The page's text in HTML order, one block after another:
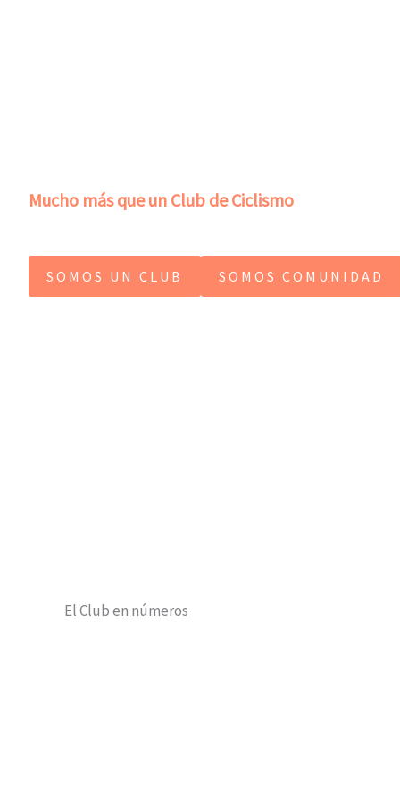
Mucho más que un Club de Ciclismo
SOMOS UN CLUB SOMOS COMUNIDAD
Hazte Soci@
El Club en números